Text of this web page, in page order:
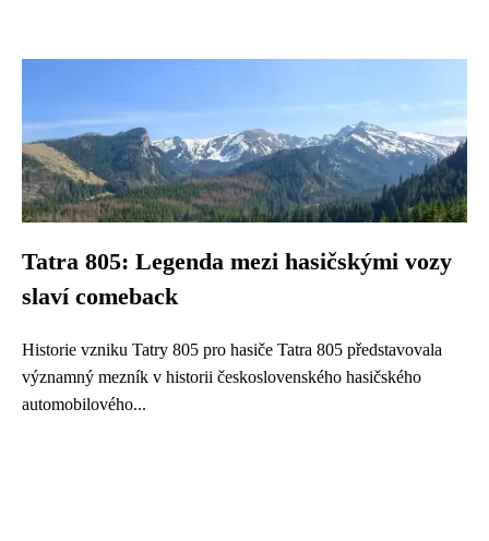
Tatra 805: Legenda mezi hasičskými vozy
slaví comeback
Historie vzniku Tatry 805 pro hasiče Tatra 805 představovala
významný mezník v historii československého hasičského
automobilového...